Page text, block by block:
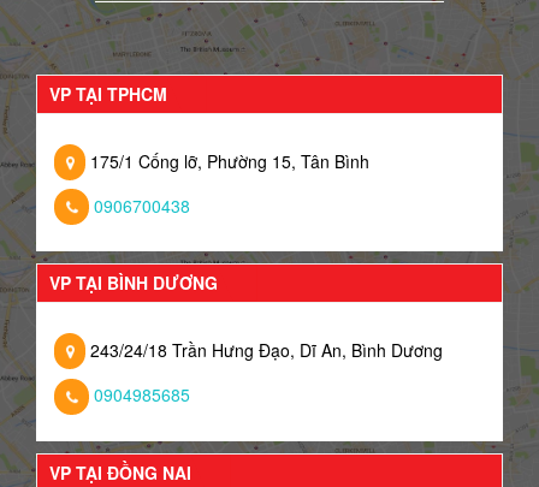
VP TẠI TPHCM
175/1 Cống lỡ, Phường 15, Tân Bình
0906700438
VP TẠI BÌNH DƯƠNG
243/24/18 Trần Hưng Đạo, Dĩ An, Bình Dương
0904985685
VP TẠI ĐỒNG NAI